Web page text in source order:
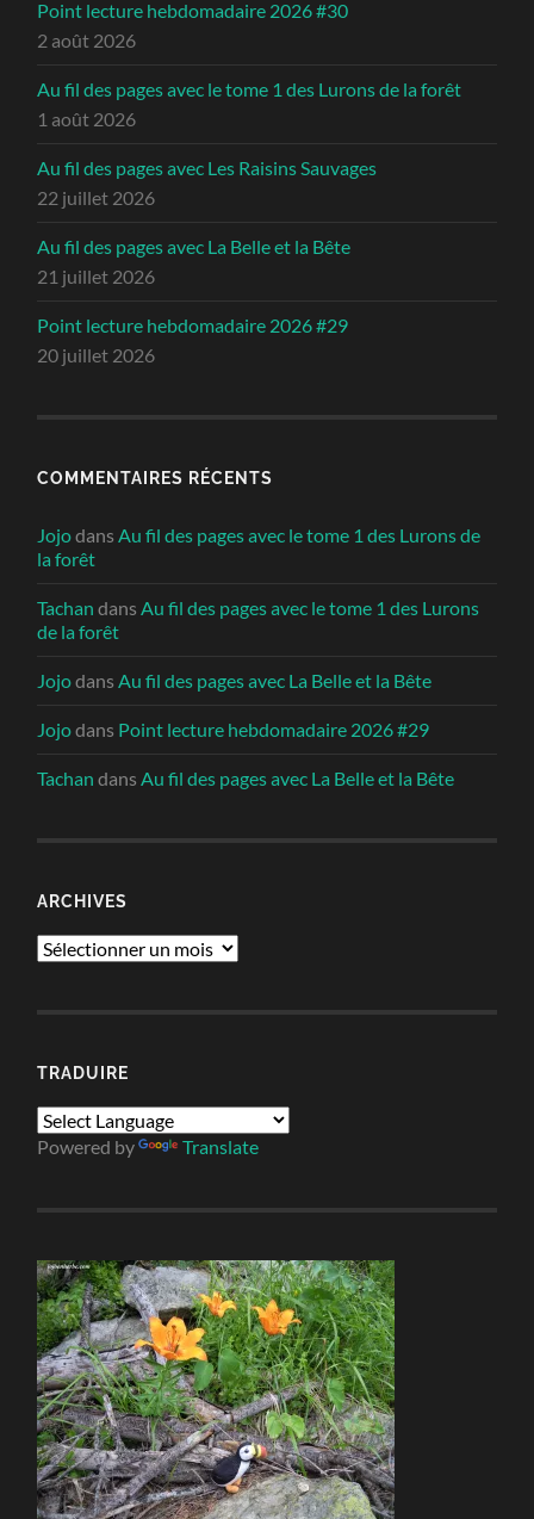
Point lecture hebdomadaire 2026 #30
2 août 2026
Au fil des pages avec le tome 1 des Lurons de la forêt
1 août 2026
Au fil des pages avec Les Raisins Sauvages
22 juillet 2026
Au fil des pages avec La Belle et la Bête
21 juillet 2026
Point lecture hebdomadaire 2026 #29
20 juillet 2026
COMMENTAIRES RÉCENTS
Jojodans Au fil des pages avec le tome 1 des Lurons de
la forêt
Tachan dans Au fil des pages avec le tome 1 des Lurons
de la forêt
Jojodans Au fil des pages avec La Belle et la Bête
Jojodans Point lecture hebdomadaire 2026 #29
Tachan dans Au fil des pages avec La Belle et la Bête
ARCHIVES
Archives
TRADUIRE
Powered by Translate